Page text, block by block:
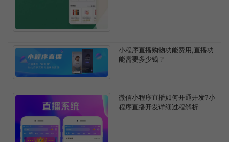
小程序直播购物功能费用,直播功
能需要多少钱？
微信小程序直播如何开通开发?小
程序直播开发详细过程解析